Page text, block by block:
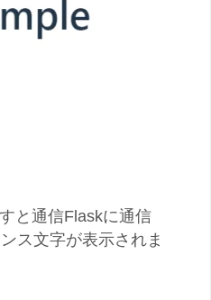
と通信Flaskに通信
ス文字が表示されま